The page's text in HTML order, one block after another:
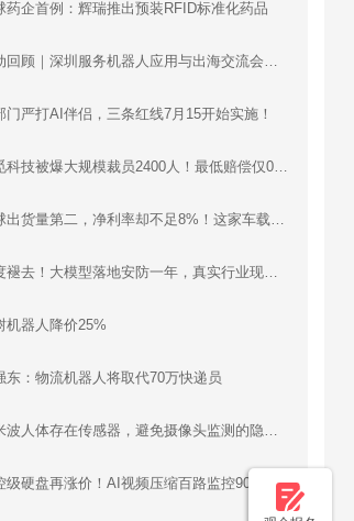
药企首例：辉瑞推出预装RFID标准化药品
活动回顾｜深圳服务机器人应用与出海交流会圆满落幕：梯控、清洁、配送、烹饪、工业机器人同台分享，合规、渠道、场景干货全覆盖
门严打AI伴侣，三条红线7月15开始实施！
追觅科技被爆大规模裁员2400人！最低赔偿仅0.5月工资
全球出货量第二，净利率却不足8%！这家车载智慧影像设备企业递表港交所
热度褪去！大模型落地安防一年，真实行业现状远超想象
机器人降价25%
东：物流机器人将取代70万快递员
毫米波人体存在传感器，避免摄像头监测的隐私问题
监控级硬盘再涨价！AI视频压缩百路监控90天存储立省30万